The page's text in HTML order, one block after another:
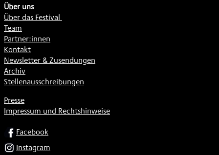
Über uns
Über das Festival
Team
Partner:innen
Kontakt
Newsletter & Zusendungen
Archiv
Stellenausschreibungen
Presse
Impressum und Rechtshinweise
SOCIALFacebook
Instagram